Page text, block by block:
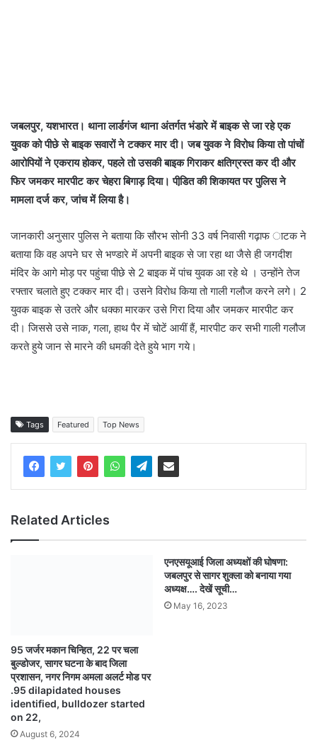
जबलपुर, यशभारत। थाना लार्डगंज थाना अंतर्गत भंडारे में बाइक से जा रहे एक
युवक को पीछे से बाइक सवारों ने टक्कर मार दी। जब युवक ने विरोध किया तो पांचों
आरोपियों ने एकराय होकर, पहले तो उसकी बाइक गिराकर क्षतिग्रस्त कर दी और
फिर जमकर मारपीट कर चेहरा बिगाड़ दिया। पीडि़त की शिकायत पर पुलिस ने
मामला दर्ज कर, जांच में लिया है।
जानकारी अनुसार पुलिस ने बताया कि सौरभ सोनी 33 वर्ष निवासी गढ़ाफ ाटक ने
बताया कि वह अपने घर से भण्डारे में अपनी बाइक से जा रहा था जैसे ही जगदीश
मंदिर के आगे मोड़ पर पहुंचा पीछे से 2 बाइक में पांच युवक आ रहे थे । उन्होंने तेज
रफ्तार चलाते हुए टक्कर मार दी। उसने विरोध किया तो गाली गलौज करने लगे। 2
युवक बाइक से उतरे और धक्का मारकर उसे गिरा दिया और जमकर मारपीट कर
दी। जिससे उसे नाक, गला, हाथ पैर में चोटें आयीं हैं, मारपीट कर सभी गाली गलौज
करते हुये जान से मारने की धमकी देते हुये भाग गये।
Tags Featured Top News
Related Articles
95 जर्जर मकान चिन्हित, 22 पर चला
बुल्डोजर, सागर घटना के बाद जिला
प्रशासन, नगर निगम अमला अलर्ट मोड पर
.95 dilapidated houses
identified, bulldozer started
on 22,
August 6, 2024
एनएसयूआई जिला अध्यक्षों की घोषणा:
जबलपुर से सागर शुक्ला को बनाया गया
अध्यक्ष…. देखें सूची…
May 16, 2023